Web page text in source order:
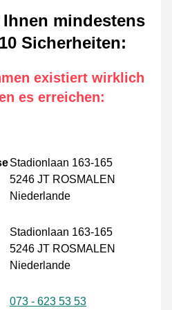
mindestens
Sicherheiten:
existiert wirklich
es erreichen:
Stadionlaan 163-165
5246 JT ROSMALEN
Niederlande
Stadionlaan 163-165
5246 JT ROSMALEN
Niederlande
073 - 623 53 53